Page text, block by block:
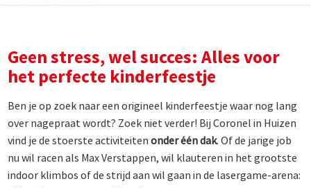
Geen stress, wel succes: Alles voor
het perfecte kinderfeestje
Ben je op zoek naar een origineel kinderfeestje waar nog lang
over nagepraat wordt? Zoek niet verder! Bij Coronel in Huizen
vind je de stoerste activiteitenonder één dak. Of de jarige job
nu wil racen als Max Verstappen, wil klauteren in het grootste
indoor klimbos of de strijd aan wil gaan in de lasergame-arena: